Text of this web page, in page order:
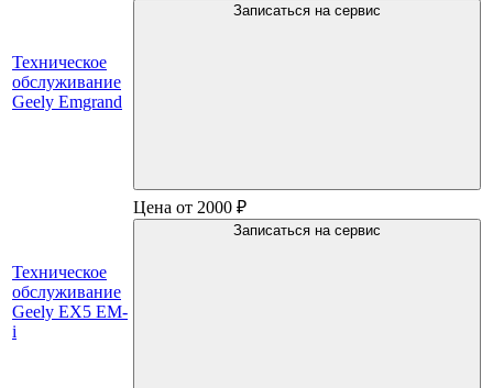
Техническое
обслуживание
Geely Emgrand
Записаться на сервис
Техническое
обслуживание
Geely EX5 EM-
i
Цена от 2000 ₽
Записаться на сервис